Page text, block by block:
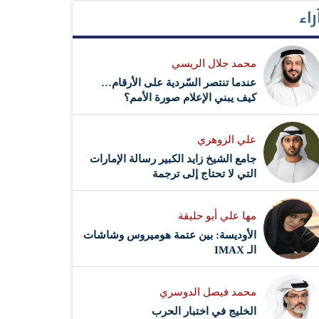
محمد جلال الريسي
عندما تنتصر السّردية على الأرقام…
كيف يبني الإعلام صورة الأمم؟
علي الزوهري
جامع الشيخ زايد الكبير رسالة الإمارات
التي لا تحتاج إلى ترجمة
مها علي أبو حليقة
الأوديسة: بين عتمة هوميروس وشاشات
الـ IMAX
محمد فيصل الدوسري ​
‏الخليج في اختبار الحرب